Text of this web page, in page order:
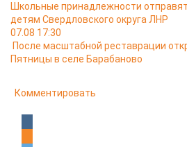
Школьные принадлежности
детям Свердловского округа ЛНР
07.08 17:30
После масштабной реставрации
Пятницы в селе Барабаново
Комментировать